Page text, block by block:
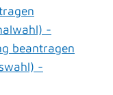
-
beantragen
-